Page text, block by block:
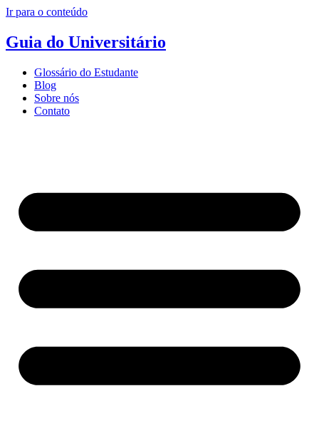
Ir para o conteúdo
Guia do Universitário
Glossário do Estudante
Blog
Sobre nós
Contato